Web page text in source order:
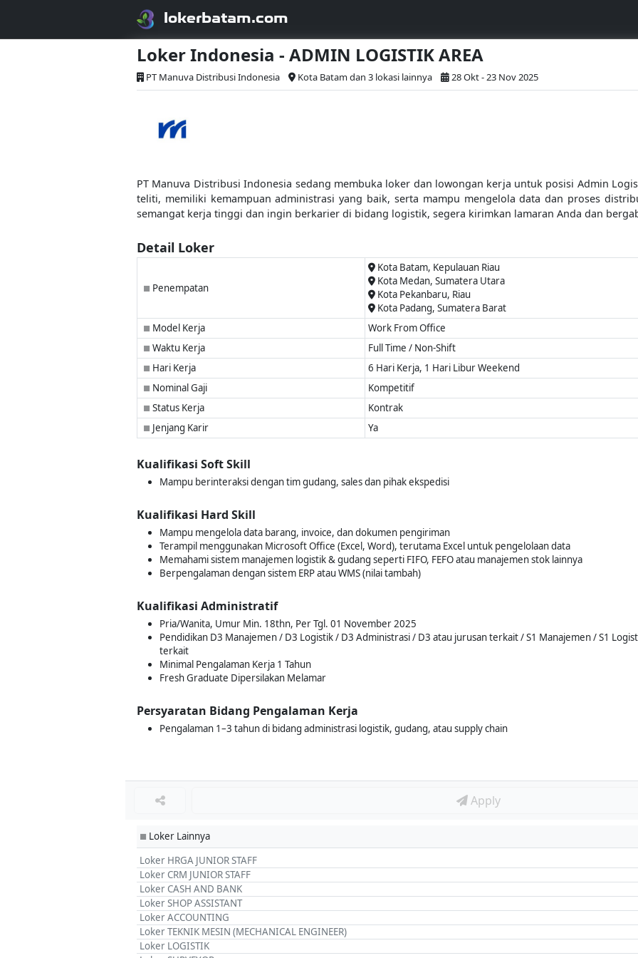
lokerbatam.com
Loker Indonesia - ADMIN LOGISTIK AREA
PT Manuva Distribusi Indonesia Kota Batam dan 3 lokasi lainnya 28 Okt - 23 Nov 2025
PT Manuva Distribusi Indonesia sedang membuka loker dan lowongan kerja untuk posisi Admin
teliti, memiliki kemampuan administrasi yang baik, serta mampu mengelola data dan proses
semangat kerja tinggi dan ingin berkarier di bidang logistik, segera kirimkan lamaran Anda dan
Detail Loker
■ Penempatan
Kota Batam, Kepulauan Riau
Kota Medan, Sumatera Utara
Kota Pekanbaru, Riau
Kota Padang, Sumatera Barat
■ Model Kerja Work From Office
■ Waktu Kerja Full Time / Non-Shift
■ Hari Kerja 6 Hari Kerja, 1 Hari Libur Weekend
■ Nominal Gaji Kompetitif
■ Status Kerja Kontrak
■ Jenjang Karir Ya
Kualifikasi Soft Skill
Mampu berinteraksi dengan tim gudang, sales dan pihak ekspedisi
Kualifikasi Hard Skill
Mampu mengelola data barang, invoice, dan dokumen pengiriman
Terampil menggunakan Microsoft Office (Excel, Word), terutama Excel untuk pengelolaan data
Memahami sistem manajemen logistik & gudang seperti FIFO, FEFO atau manajemen stok lainnya
Berpengalaman dengan sistem ERP atau WMS (nilai tambah)
Kualifikasi Administratif
Pria/Wanita, Umur Min. 18thn, Per Tgl. 01 November 2025
Pendidikan D3 Manajemen / D3 Logistik / D3 Administrasi / D3 atau jurusan terkait / S1 Manajemen / S1
terkait
Minimal Pengalaman Kerja 1 Tahun
Fresh Graduate Dipersilakan Melamar
Persyaratan Bidang Pengalaman Kerja
Pengalaman 1–3 tahun di bidang administrasi logistik, gudang, atau supply chain
Apply
■ Loker Lainnya
Loker HRGA JUNIOR STAFF
Loker CRM JUNIOR STAFF
Loker CASH AND BANK
Loker SHOP ASSISTANT
Loker ACCOUNTING
Loker TEKNIK MESIN (MECHANICAL ENGINEER)
Loker LOGISTIK